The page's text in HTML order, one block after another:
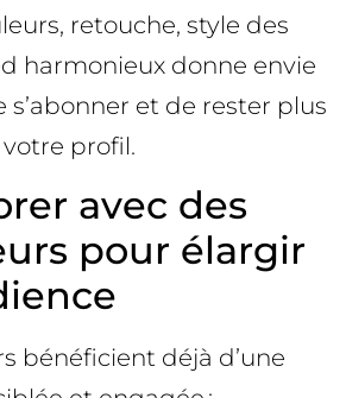
retouche, style des
harmonieux donne envie
s’abonner et de rester plus
profil.
avec des
pour élargir
bénéficient déjà d’une